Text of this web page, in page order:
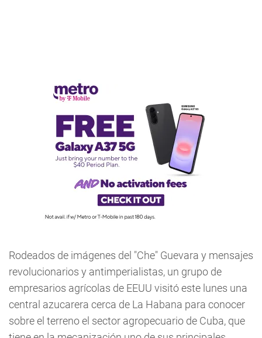
Rodeados de imágenes del "Che" Guevara y mensajes
revolucionarios y antimperialistas, un grupo de
empresarios agrícolas de EEUU visitó este lunes una
central azucarera cerca de La Habana para conocer
sobre el terreno el sector agropecuario de Cuba, que